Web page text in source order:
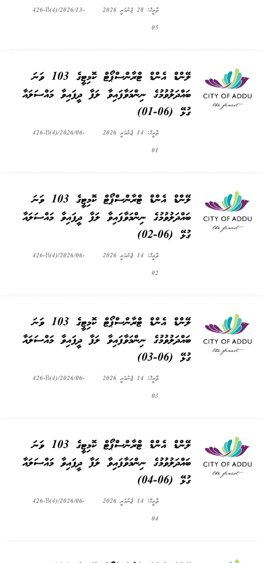
ތާރީޚް: 28 ޖެނުއަރީ 2026
426-B(4)/2026/13-
05
ލޭންޑް އެންޑް ޓްރާންސްޕޯޓް ކޮމިޓީގެ 103 ވަނަ
ބައްދަލުވުމުގެ ނިންމަވާފައިވާ ލަފާ ދީފައިވާ މައްސަލައާ
ގުޅޭ (06-01)
ތާރީޚް: 14 ޖެނުއަރީ 2026
426-B(4)/2026/06-
01
ލޭންޑް އެންޑް ޓްރާންސްޕޯޓް ކޮމިޓީގެ 103 ވަނަ
ބައްދަލުވުމުގެ ނިންމަވާފައިވާ ލަފާ ދީފައިވާ މައްސަލައާ
ގުޅޭ (06-02)
ތާރީޚް: 14 ޖެނުއަރީ 2026
426-B(4)/2026/06-
02
ލޭންޑް އެންޑް ޓްރާންސްޕޯޓް ކޮމިޓީގެ 103 ވަނަ
ބައްދަލުވުމުގެ ނިންމަވާފައިވާ ލަފާ ދީފައިވާ މައްސަލައާ
ގުޅޭ (06-03)
ތާރީޚް: 14 ޖެނުއަރީ 2026
426-B(4)/2026/06-
03
ލޭންޑް އެންޑް ޓްރާންސްޕޯޓް ކޮމިޓީގެ 103 ވަނަ
ބައްދަލުވުމުގެ ނިންމަވާފައިވާ ލަފާ ދީފައިވާ މައްސަލައާ
ގުޅޭ (06-04)
ތާރީޚް: 14 ޖެނުއަރީ 2026
426-B(4)/2026/06-
04